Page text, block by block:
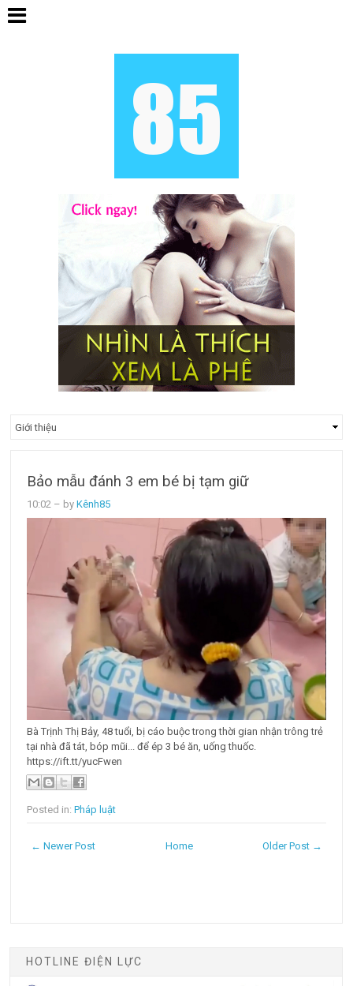
Bảo mẫu đánh 3 em bé bị tạm giữ
10:02 – byKênh85
Bà Trịnh Thị Bảy, 48 tuổi, bị cáo buộc trong thời gian nhận trông trẻ
tại nhà đã tát, bóp mũi... để ép 3 bé ăn, uống thuốc.
https://ift.tt/yucFwen
Posted in:Pháp luật
← Newer Post Older Post →
Home
HOTLINE ĐIỆN LỰC